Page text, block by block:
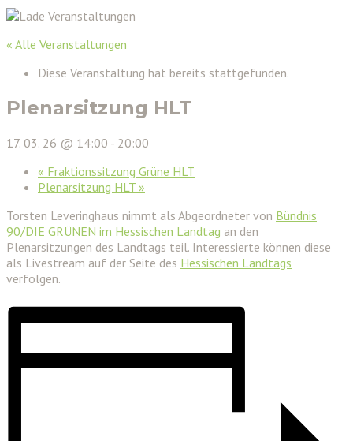
« Alle Veranstaltungen
Diese Veranstaltung hat bereits stattgefunden.
Plenarsitzung HLT
17. 03. 26 @ 14:00 - 20:00
« Fraktionssitzung Grüne HLT
Plenarsitzung HLT »
Torsten Leveringhaus nimmt als Abgeordneter von Bündnis
90/DIE GRÜNEN im Hessischen Landtag an den
Plenarsitzungen des Landtags teil. Interessierte können diese
als Livestream auf der Seite des Hessischen Landtags
verfolgen.